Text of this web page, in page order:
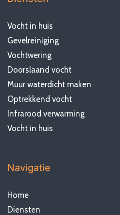
Vocht in huis
Gevelreiniging
Vochtwering
Doorslaand vocht
Muur waterdicht maken
Optrekkend vocht
Infrarood verwarming
Vocht in huis
Navigatie
Home
Diensten